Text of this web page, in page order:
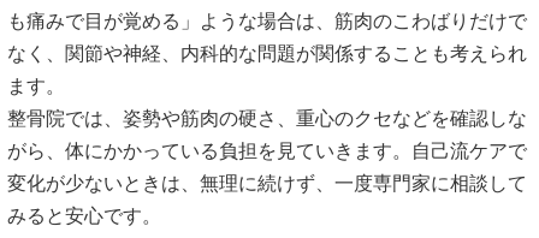
も痛みで目が覚める」ような場合は、筋肉のこわばりだけで
なく、関節や神経、内科的な問題が関係することも考えられ
ます。
整骨院では、姿勢や筋肉の硬さ、重心のクセなどを確認しな
がら、体にかかっている負担を見ていきます。自己流ケアで
変化が少ないときは、無理に続けず、一度専門家に相談して
みると安心です。